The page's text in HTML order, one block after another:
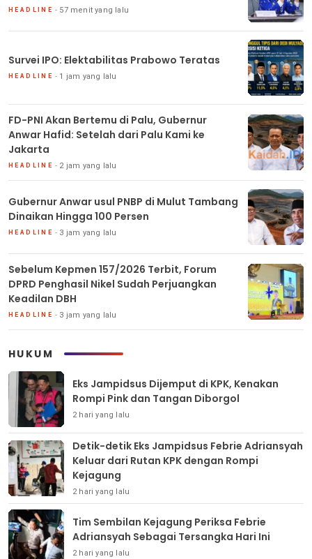
HEADLINE 57 menit yang lalu
Survei IPO: Elektabilitas Prabowo Teratas
HEADLINE 1 jam yang lalu
FD-PNI Akan Bertemu di Palu, Gubernur
Anwar Hafid: Setelah dari Palu Kami ke
Jakarta
HEADLINE 2 jam yang lalu
Gubernur Anwar usul PNBP di Mulut Tambang
Dinaikan Hingga 100 Persen
HEADLINE 3 jam yang lalu
Sebelum Kepmen 157/2026 Terbit, Forum
DPRD Penghasil Nikel Sudah Perjuangkan
Keadilan DBH
HEADLINE 3 jam yang lalu
HUKUM
Eks Jampidsus Dijemput di KPK, Kenakan
Rompi Pink dan Tangan Diborgol
2 hari yang lalu
Detik-detik Eks Jampidsus Febrie Adriansyah
Keluar dari Rutan KPK dengan Rompi
Kejagung
2 hari yang lalu
Tim Sembilan Kejagung Periksa Febrie
Adriansyah Sebagai Tersangka Hari Ini
2 hari yang lalu